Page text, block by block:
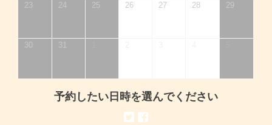
23 24 25 26 27 28 29
30 31
予約したい日時を選んでください